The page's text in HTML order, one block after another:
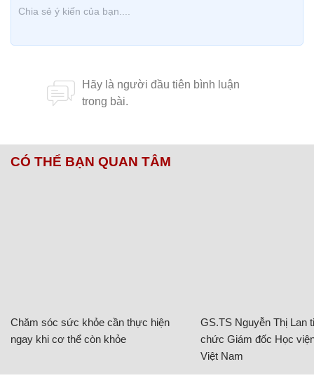
CÓ THỂ BẠN QUAN TÂM
Chăm sóc sức khỏe cần thực hiện
ngay khi cơ thể còn khỏe
GS.TS Nguyễn Thị Lan
chức Giám đốc Học
Việt Nam